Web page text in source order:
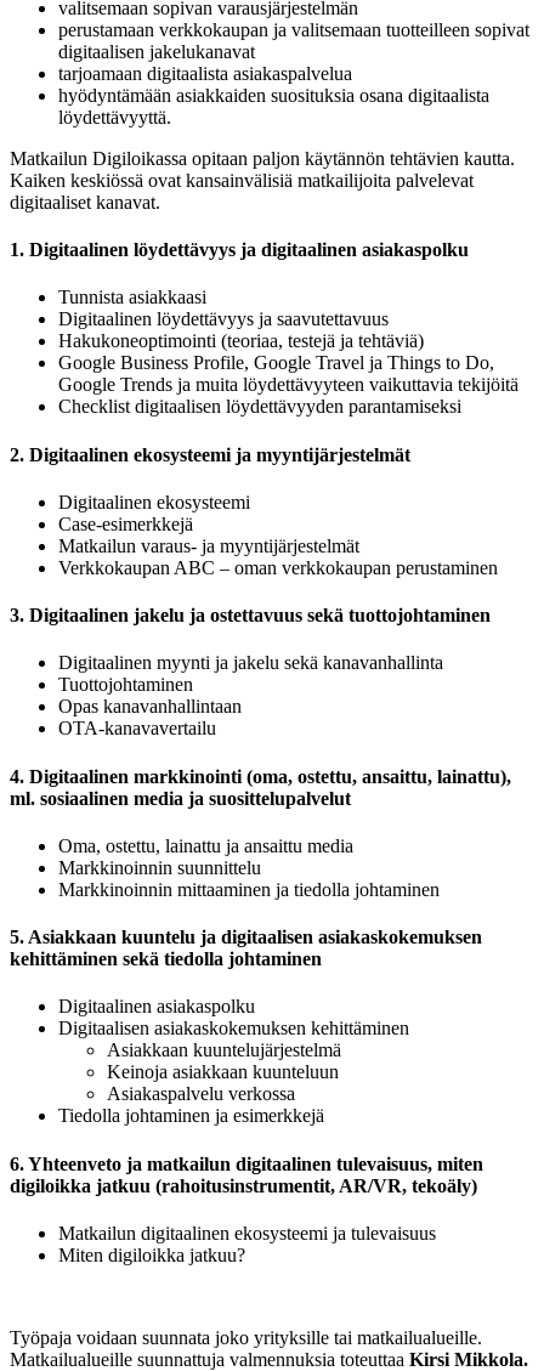
valitsemaan sopivan varausjärjestelmän
perustamaan verkkokaupan ja valitsemaan tuotteilleen sopivat
digitaalisen jakelukanavat
tarjoamaan digitaalista asiakaspalvelua
hyödyntämään asiakkaiden suosituksia osana digitaalista
löydettävyyttä.
Matkailun Digiloikassa opitaan paljon käytännön tehtävien kautta.
Kaiken keskiössä ovat kansainvälisiä matkailijoita palvelevat
digitaaliset kanavat.
1. Digitaalinen löydettävyys ja digitaalinen asiakaspolku
Tunnista asiakkaasi
Digitaalinen löydettävyys ja saavutettavuus
Hakukoneoptimointi (teoriaa, testejä ja tehtäviä)
Google Business Profile, Google Travel ja Things to Do,
Google Trends ja muita löydettävyyteen vaikuttavia tekijöitä
Checklist digitaalisen löydettävyyden parantamiseksi
2. Digitaalinen ekosysteemi ja myyntijärjestelmät
Digitaalinen ekosysteemi
Case-esimerkkejä
Matkailun varaus- ja myyntijärjestelmät
Verkkokaupan ABC – oman verkkokaupan perustaminen
3. Digitaalinen jakelu ja ostettavuus sekä tuottojohtaminen
Digitaalinen myynti ja jakelu sekä kanavanhallinta
Tuottojohtaminen
Opas kanavanhallintaan
OTA-kanavavertailu
4. Digitaalinen markkinointi (oma, ostettu, ansaittu, lainattu),
ml. sosiaalinen media ja suosittelupalvelut
Oma, ostettu, lainattu ja ansaittu media
Markkinoinnin suunnittelu
Markkinoinnin mittaaminen ja tiedolla johtaminen
5. Asiakkaan kuuntelu ja digitaalisen asiakaskokemuksen
kehittäminen sekä tiedolla johtaminen
Digitaalinen asiakaspolku
Digitaalisen asiakaskokemuksen kehittäminen
Asiakkaan kuuntelujärjestelmä
Keinoja asiakkaan kuunteluun
Asiakaspalvelu verkossa
Tiedolla johtaminen ja esimerkkejä
6. Yhteenveto ja matkailun digitaalinen tulevaisuus, miten
digiloikka jatkuu (rahoitusinstrumentit, AR/VR, tekoäly)
Matkailun digitaalinen ekosysteemi ja tulevaisuus
Miten digiloikka jatkuu?
Työpaja voidaan suunnata joko yrityksille tai matkailualueille.
Matkailualueille suunnattuja valmennuksia toteuttaa Kirsi Mikkola.